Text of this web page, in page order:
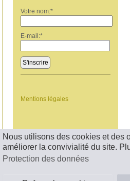
Nous utilisons des cookies et des
améliorer la convivialité du site.
Protection des données
Votre nom:*
E-mail:*
S'inscrire
Mentions légales